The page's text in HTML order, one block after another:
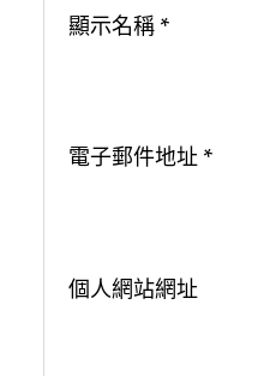
顯示名稱 *
電子郵件地址 *
個人網站網址